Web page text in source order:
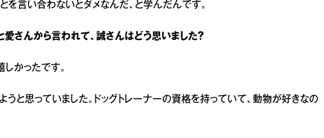
を言い合わないとダメなんだ、と学んだんです。
さんから言われて、誠さんはどう思いました？
しかったです。
うと思っていました。ドッグトレーナーの資格を持っていて、動物が好きなの